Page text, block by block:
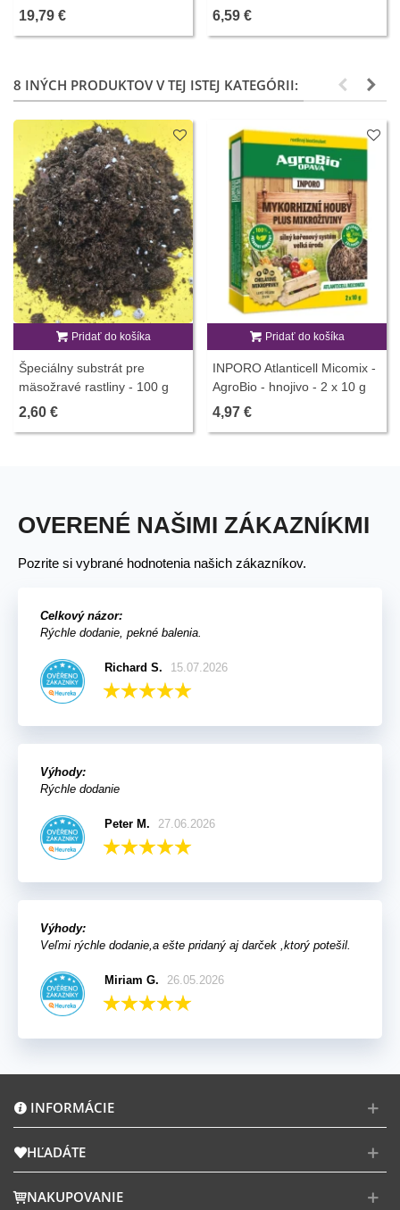
1 ks
19,79 € 6,59 €
8 INÝCH PRODUKTOV V TEJ ISTEJ KATEGÓRII:
Pridať do košíka
Špeciálny substrát pre
mäsožravé rastliny - 100 g
2,60 €
Pridať do košíka
INPORO Atlanticell Micomix -
AgroBio - hnojivo - 2 x 10 g
4,97 €
OVERENÉ NAŠIMI ZÁKAZNÍKMI
Pozrite si vybrané hodnotenia našich zákazníkov.
Celkový názor:
Rýchle dodanie, pekné balenia.
Richard S. 15.07.2026
Výhody:
Rýchle dodanie
Peter M. 27.06.2026
Výhody:
Veľmi rýchle dodanie,a ešte pridaný aj darček ,ktorý potešil.
Miriam G. 26.05.2026
INFORMÁCIE
HĽADÁTE
NAKUPOVANIE